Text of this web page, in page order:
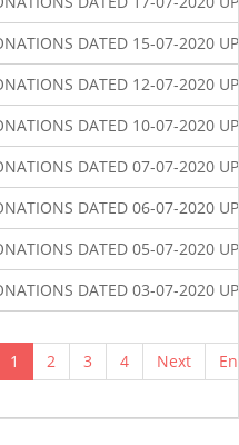
1 2 3 4 Next
DATED 15-07-2020
DATED 12-07-2020
DATED 10-07-2020
DATED 07-07-2020
DATED 06-07-2020
DATED 05-07-2020
DATED 03-07-2020